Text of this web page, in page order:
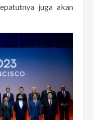
juga akan